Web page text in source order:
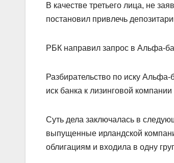
В качестве третьего лица, не
постановил привлечь
РБК направил запрос в Альфа-
Разбирательство по иску
иск банка к лизинговой
Суть дела заключалась в
выпущенные ирландской
облигациям и входила в одну